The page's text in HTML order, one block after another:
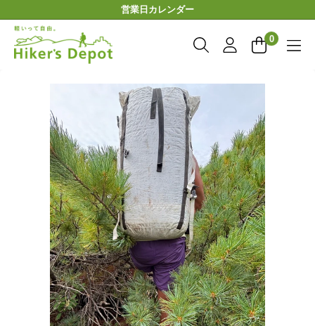
ン
営業日カレンダー
Hiker'sDepot
0